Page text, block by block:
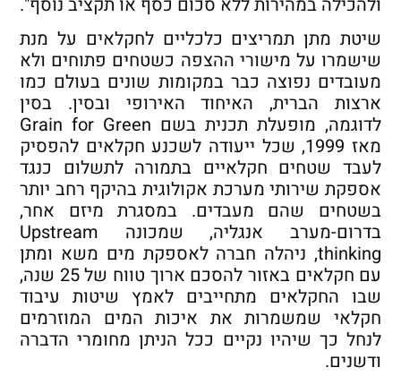
שיטת מתן תמריצים כלכליים לחקלאים על מנת
שישמרו על מישורי ההצפה כשטחים פתוחים ולא
מעובדים נפוצה כבר במקומות שונים בעולם כמו
ארצות הברית, האיחוד האירופי ובסין. בסין
לדוגמה, מופעלת תכנית בשם Grain for Green
מאז 1999, שכל ייעודה לשכנע חקלאים להפסיק
לעבד שטחים חקלאיים בתמורה לתשלום כנגד
אספקת שירותי מערכת אקולוגית בהיקף רחב יותר
בשטחים שהם מעבדים. במסגרת מיזם אחר,
בדרום-מערב אנגליה, שמכונה Upstream
thinking, ניהלה חברה לאספקת מים משא ומתן
עם חקלאים באזור להסכם ארוך טווח של 25 שנה,
שבו החקלאים מתחייבים לאמץ שיטות עיבוד
חקלאי שמשמרות את איכות המים המוזרמים
לנחל כך שיהיו נקיים ככל הניתן מחומרי הדברה
ודשנים.